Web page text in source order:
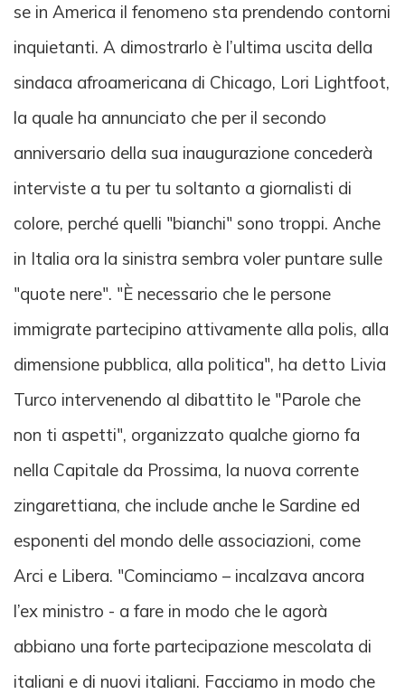
se in America il fenomeno sta prendendo contorni
inquietanti. A dimostrarlo è l’ultima uscita della
sindaca afroamericana di Chicago, Lori Lightfoot,
la quale ha annunciato che per il secondo
anniversario della sua inaugurazione concederà
interviste a tu per tu soltanto a giornalisti di
colore, perché quelli "bianchi" sono troppi. Anche
in Italia ora la sinistra sembra voler puntare sulle
"quote nere". "È necessario che le persone
immigrate partecipino attivamente alla polis, alla
dimensione pubblica, alla politica", ha detto Livia
Turco intervenendo al dibattito le "Parole che
non ti aspetti", organizzato qualche giorno fa
nella Capitale da Prossima, la nuova corrente
zingarettiana, che include anche le Sardine ed
esponenti del mondo delle associazioni, come
Arci e Libera. "Cominciamo – incalzava ancora
l’ex ministro - a fare in modo che le agorà
abbiano una forte partecipazione mescolata di
italiani e di nuovi italiani. Facciamo in modo che